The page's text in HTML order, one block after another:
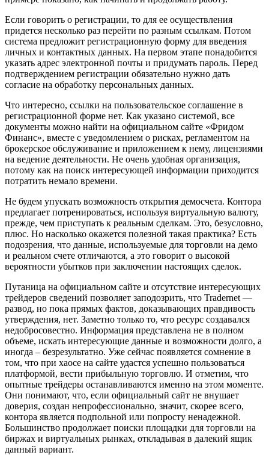
Если говорить о регистрации, то для ее осуществления
придется несколько раз перейти по разным ссылкам. Потом
система предложит регистрационную форму для введения
личных и контактных данных. На первом этапе понадобится
указать адрес электронной почты и придумать пароль. Перед
подтверждением регистрации обязательно нужно дать
согласие на обработку персональных данных.
Что интересно, ссылки на пользовательское соглашение в
регистрационной форме нет. Как указано системой, все
документы можно найти на официальном сайте «Фридом
Финанс», вместе с уведомлением о рисках, регламентом на
брокерское обслуживание и приложением к нему, лицензиями
на ведение деятельности. Не очень удобная организация,
потому как на поиск интересующей информации приходится
потратить немало времени.
Не будем упускать возможность открытия демосчета. Контора
предлагает потренироваться, используя виртуальную валюту,
прежде, чем приступать к реальным сделкам. Это, безусловно,
плюс. Но насколько окажется полезной такая практика? Есть
подозрения, что данные, используемые для торговли на демо
и реальном счете отличаются, а это говорит о высокой
вероятности убытков при заключении настоящих сделок.
Путаница на официальном сайте и отсутствие интересующих
трейдеров сведений позволяет заподозрить, что Tradernet —
развод, но пока прямых фактов, доказывающих правдивость
утверждения, нет. Заметно только то, что ресурс создавался
недобросовестно. Информация представлена не в полном
объеме, искать интересующие данные и возможности долго, а
иногда – безрезультатно. Уже сейчас появляется сомнение в
том, что при хаосе на сайте удастся успешно пользоваться
платформой, вести прибыльную торговлю. И отметим, что
опытные трейдеры останавливаются именно на этом моменте.
Они понимают, что, если официальный сайт не внушает
доверия, создан непрофессионально, значит, скорее всего,
контора является подпольной или попросту ненадежной.
Большинство продолжает поиски площадки для торговли на
биржах и виртуальных рынках, откладывая в далекий ящик
данный вариант.